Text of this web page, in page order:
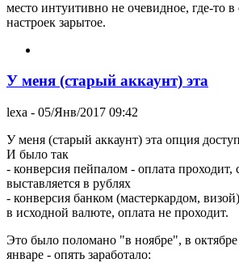
место интуитивно не очевидное, где-то
настроек зарытое.
У меня (старый аккаунт) эта
lexa - 05/Янв/2017 09:42
У меня (старый аккаунт) эта опция
И было так
- конверсия пейпалом - оплата проходит,
выставляется в рублях
- конверсия банком (мастеркардом,
в исходной валюте, оплата не проходит.
Это было поломано "в ноябре", в октябре
январе - опять заработало: